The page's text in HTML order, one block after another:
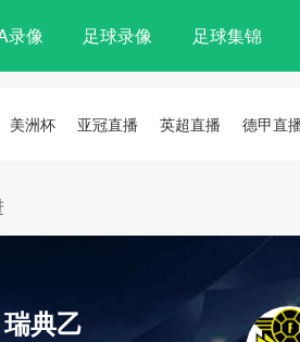
录像 足球录像 足球集锦
美洲杯 亚冠直播 英超直播 德甲直
瑞典乙